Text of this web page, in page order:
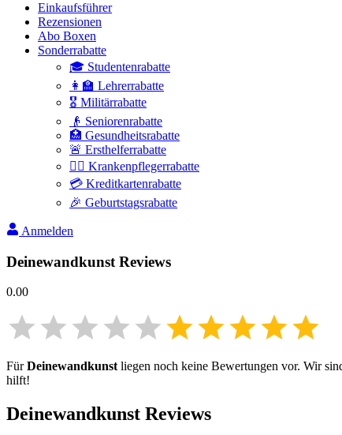
Einkaufsführer
Rezensionen
Abo Boxen
Sonderrabatte
🎓 Studentenrabatte
👩‍🏫 Lehrerrabatte
🎖️ Militärrabatte
👴 Seniorenrabatte
🏥 Gesundheitsrabatte
🚨 Ersthelferrabatte
👩‍⚕️ Krankenpflegerrabatte
💳 Kreditkartenrabatte
🎉 Geburtstagsrabatte
Anmelden
Deinewandkunst Reviews
0.00
FürDeinewandkunstliegen noch keine Bewertungen vor. Wir
hilft!
Deinewandkunst Reviews